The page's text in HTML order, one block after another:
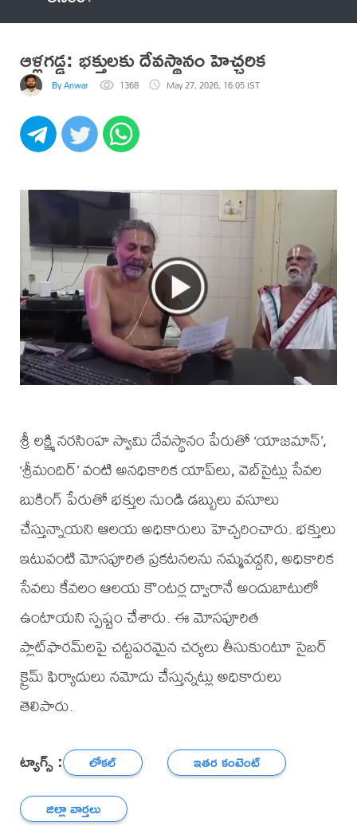
ఆళ్లగడ్డ: భక్తులకు దేవస్థానం హెచ్చరిక
By Anwar 1368 May 27, 2026, 16:05 IST
శ్రీ లక్ష్మి నరసింహ స్వామి దేవస్థానం పేరుతో ‘యాజమాన్’,
‘శ్రీమందిర్’ వంటి అనధికారిక యాప్‌లు, వెబ్‌సైట్లు సేవల
బుకింగ్ పేరుతో భక్తుల నుండి డబ్బులు వసూలు
చేస్తున్నాయని ఆలయ అధికారులు హెచ్చరించారు. భక్తులు
ఇటువంటి మోసపూరిత ప్రకటనలను నమ్మవద్దని, అధికారిక
సేవలు కేవలం ఆలయ కౌంటర్ల ద్వారానే అందుబాటులో
ఉంటాయని స్పష్టం చేశారు. ఈ మోసపూరిత
ప్లాట్‌ఫారమ్‌లపై చట్టపరమైన చర్యలు తీసుకుంటూ సైబర్
క్రైమ్ ఫిర్యాదులు నమోదు చేస్తున్నట్లు అధికారులు
తెలిపారు.
ట్యాగ్స్ : లోకల్
ఇతర కంటెంట్
జిల్లా వార్తలు